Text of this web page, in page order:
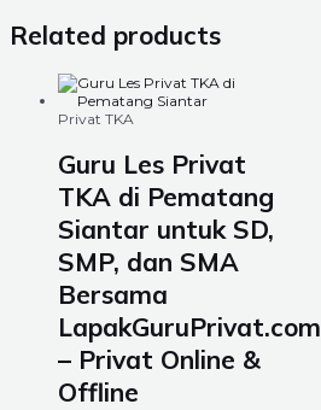
Related products
Privat TKA
Guru Les Privat
TKA di Pematang
Siantar untuk SD,
SMP, dan SMA
Bersama
LapakGuruPrivat.com
– Privat Online &
Offline